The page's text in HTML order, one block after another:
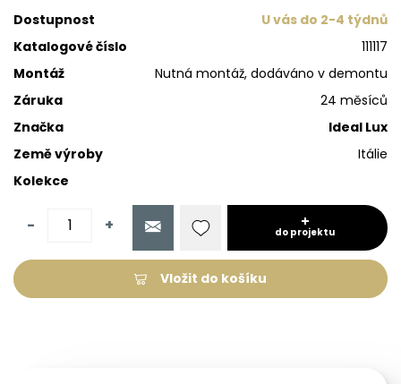
Dostupnost
U vás do 2-4 týdnů
Katalogové číslo
111117
Montáž
Nutná montáž, dodáváno v demontu
Záruka
24 měsíců
Značka
Ideal Lux
Země výroby
Itálie
Kolekce
- +
Vložit do košíku
do projektu